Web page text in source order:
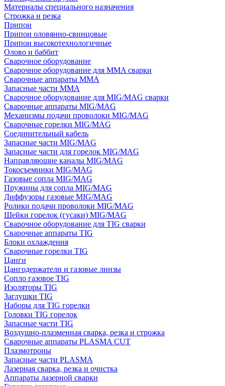
Материалы специального назначения
Строжка и резка
Припои
Припои оловянно-свинцовые
Припои высокотехнологичные
Олово и баббит
Сварочное оборудование
Сварочное оборудование для MMA сварки
Сварочные аппараты MMA
Запасные части MMA
Сварочное оборудование для MIG/MAG сварки
Сварочные аппараты MIG/MAG
Механизмы подачи проволоки MIG/MAG
Сварочные горелки MIG/MAG
Соединительный кабель
Запасные части MIG/MAG
Запасные части для горелок MIG/MAG
Направляющие каналы MIG/MAG
Токосъемники MIG/MAG
Газовые сопла MIG/MAG
Пружины для сопла MIG/MAG
Диффузоры газовые MIG/MAG
Ролики подачи проволоки MIG/MAG
Шейки горелок (гусаки) MIG/MAG
Сварочное оборудование для TIG сварки
Сварочные аппараты TIG
Блоки охлаждения
Сварочные горелки TIG
Цанги
Цангодержатели и газовые линзы
Сопло газовое TIG
Изоляторы TIG
Заглушки TIG
Наборы для TIG горелки
Головки TIG горелок
Запасные части TIG
Воздушно-плазменная сварка, резка и строжка
Сварочные аппараты PLASMA CUT
Плазмотроны
Запасные части PLASMA
Лазерная сварка, резка и очистка
Аппараты лазерной сварки